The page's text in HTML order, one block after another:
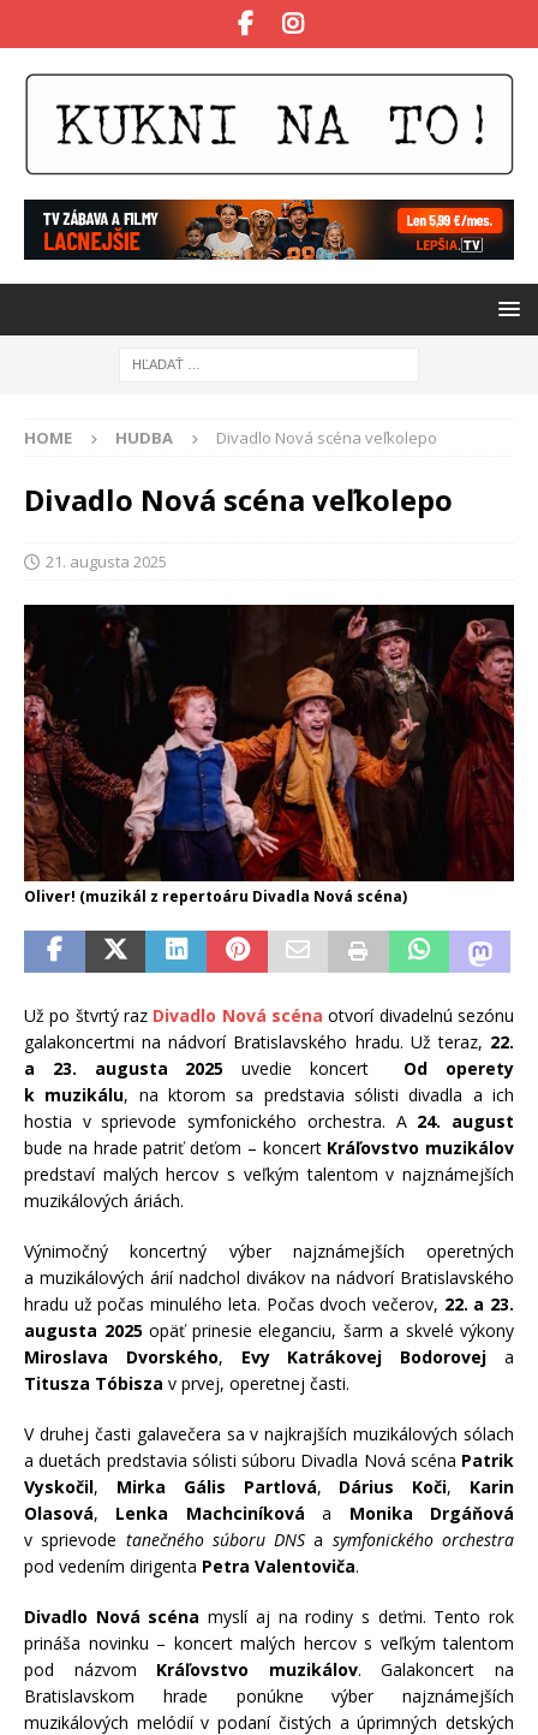
HOME HUDBA Divadlo Nová scéna veľkolepo
Divadlo Nová scéna veľkolepo
21. augusta 2025
Oliver! (muzikál z repertoáru Divadla Nová scéna)
Už po štvrtý raz Divadlo Nová scéna otvorí divadelnú sezónu
galakoncertmi na nádvorí Bratislavského hradu. Už teraz, 22.
a 23. augusta 2025 uvedie koncert Od operety
k muzikálu, na ktorom sa predstavia sólisti divadla a ich
hostia v sprievode symfonického orchestra. A 24. august
bude na hrade patriť deťom – koncert Kráľovstvo muzikálov
predstaví malých hercov s veľkým talentom v najznámejších
muzikálových áriách.
Výnimočný koncertný výber najznámejších operetných
a muzikálových árií nadchol divákov na nádvorí Bratislavského
hradu už počas minulého leta. Počas dvoch večerov, 22. a 23.
augusta 2025opäť prinesie eleganciu, šarm a skvelé výkony
Miroslava Dvorského, Evy Katrákovej Bodorovej a
Titusza Tóbisza v prvej, operetnej časti.
V druhej časti galavečera sa v najkrajších muzikálových sólach
a duetách predstavia sólisti súboru Divadla Nová scéna Patrik
Vyskočil, Mirka Gális Partlová, Dárius Koči, Karin
Olasová, Lenka Machciníková a Monika Drgáňová
v sprievode tanečného súboru DNS a symfonického orchestra
pod vedením dirigenta Petra Valentoviča.
Divadlo Nová scéna myslí aj na rodiny s deťmi. Tento rok
prináša novinku – koncert malých hercov s veľkým talentom
pod názvom Kráľovstvo muzikálov. Galakoncert na
Bratislavskom hrade ponúkne výber najznámejších
muzikálových melódií v podaní čistých a úprimných detských